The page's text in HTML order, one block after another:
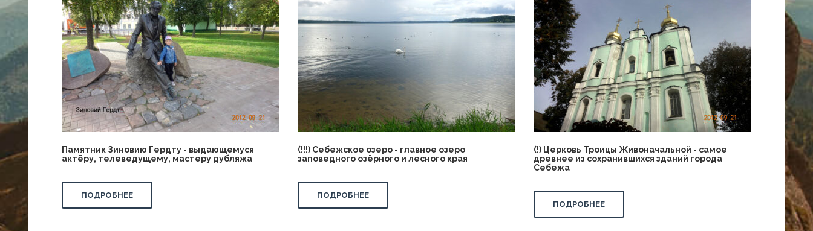
Памятник Зиновию Гердту - выдающемуся
актёру, телеведущему, мастеру дубляжа
ПОДРОБНЕЕ
(!!!) Себежское озеро - главное озеро
заповедного озёрного и лесного края
ПОДРОБНЕЕ
(!) Церковь Троицы Живоначальной - самое
древнее из сохранившихся зданий города
Себежа
ПОДРОБНЕЕ